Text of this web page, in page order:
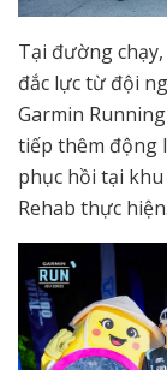
Tại đường
đắc lực từ đội
Garmin
tiếp thêm động
phục hồi tại
Rehab thực hiện.